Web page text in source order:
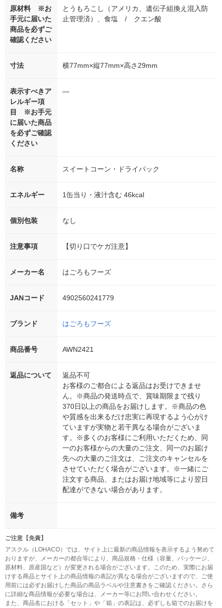
原材料 ※お
手元に届いた
商品を必ずご
確認ください
とうもろこし（アメリカ、遺伝子組換え混入防
止管理済）、食塩 / クエン酸
寸法 横77mm×縦77mm×高さ29mm
表示すべきア
レルギー項
目 ※お手元
に届いた商品
を必ずご確認
ください
―
名称 スイートコーン・ドライパック
エネルギー 1缶当り・液汁含む 46kcal
個別包装 なし
注意事項 【切り口でケガ注意】
メーカー名 はごろもフーズ
JANコード 4902560241779
ブランド はごろもフーズ
商品番号 AWN2421
返品について
返品不可
お客様のご都合による返品はお受けできませ
ん。※商品の発送時点で、賞味期限まで残り
370日以上の商品をお届けします。※商品の色
や質感を出来るだけ忠実に再現するよう心がけ
ていますが実物と若干異なる場合がございま
す。※多くのお客様にご利用いただくため、同
一のお客様からの大量のご注文、同一のお届け
先への大量のご注文は、ご注文のキャンセルを
させていただく場合がございます。※一緒にご
注文する商品、またはお届け地域等により翌日
配達ができない場合があります。
備考
ご注意【免責】
アスクル（LOHACO）では、サイト上に最新の商品情報を表示するよう努めて
おりますが、メーカーの都合等により、商品規格・仕様（容量、パッケージ、
原材料、原産国など）が変更される場合がございます。このため、実際にお届
けする商品とサイト上の商品情報の表記が異なる場合がございますので、ご使
用前には必ずお届けした商品の商品ラベルや注意書きをご確認ください。さら
に詳細な商品情報が必要な場合は、メーカー等にお問い合わせください。
また、商品名における「セット」や「箱」の表記は、必ずしも箱でのお届けを